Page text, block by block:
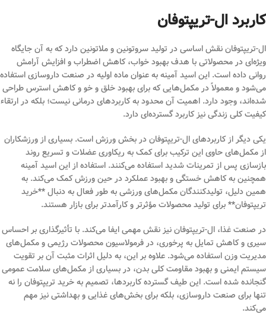
کاربرد ال-تریپتوفان
ال-تریپتوفان نقش اساسی در تولید سروتونین و ملاتونین دارد که به آن جایگاه
ویژه‌ای در محصولاتی با هدف بهبود خواب، کاهش اضطراب و افزایش آرامش
روانی داده است. این اسید آمینه به عنوان ماده اولیه در صنعت داروسازی استفاده
می‌شود و معمولاً در مکمل‌هایی که برای بهبود خلق و خو و کاهش استرس طراحی
شده‌اند، وجود دارد. اهمیت آن محدود به کاربردهای درمانی نیست؛ بلکه در ارتقاء
کیفیت کلی زندگی نیز کاربرد گسترده‌ای دارد.
یکی دیگر از کاربردهای ال-تریپتوفان در بخش ورزش است. بسیاری از ورزشکاران
از مکمل‌های حاوی این ترکیب برای کمک به ریکاوری عضلات و تسریع روند
بازسازی پس از تمرینات شدید استفاده می‌کنند. استفاده از این اسید آمینه
همچنین به کاهش خستگی و بهبود عملکرد در حین ورزش کمک می‌کند. به
همین دلیل، تولیدکنندگان مکمل‌های ورزشی به طور فعال به دنبال **خرید
تریپتوفان** برای تولید محصولات مؤثرتر و کارآمدتر برای بازار هستند.
در صنعت غذا، ال-تریپتوفان نیز نقش مهمی ایفا می‌کند. با تأثیرگذاری بر احساس
سیری و کاهش تمایل به پرخوری، در فرمولاسیون محصولات رژیمی و مکمل‌های
مدیریت وزن استفاده می‌شود. علاوه بر این، به دلیل اثرات مثبت آن بر تقویت
سیستم ایمنی و بهبود مقاومت کلی بدن، در بسیاری از مکمل‌های سلامت عمومی
گنجانده شده است. این طیف گسترده کاربردها، تصمیم به خرید تریپتوفان را نه
تنها برای صنعت داروسازی، بلکه برای بخش‌های غذایی و بهداشتی نیز مهم
می‌کند.